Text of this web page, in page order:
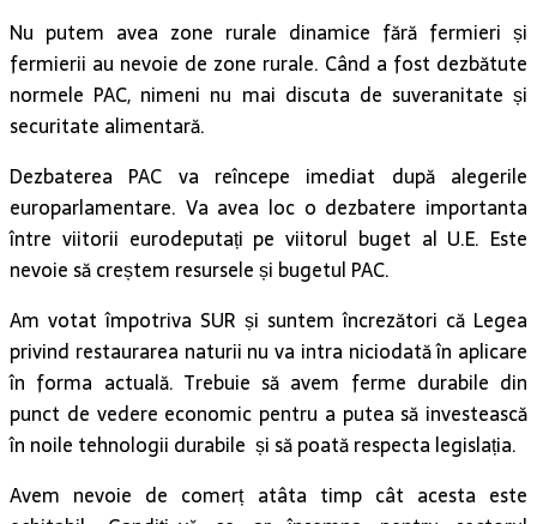
Nu putem avea zone rurale dinamice fără fermieri și
fermierii au nevoie de zone rurale. Când a fost dezbătute
normele PAC, nimeni nu mai discuta de suveranitate și
securitate alimentară.
Dezbaterea PAC va reîncepe imediat după alegerile
europarlamentare. Va avea loc o dezbatere importanta
între viitorii eurodeputați pe viitorul buget al U.E. Este
nevoie să creștem resursele și bugetul PAC.
Am votat împotriva SUR și suntem încrezători că Legea
privind restaurarea naturii nu va intra niciodată în aplicare
în forma actuală. Trebuie să avem ferme durabile din
punct de vedere economic pentru a putea să investească
în noile tehnologii durabile și să poată respecta legislația.
Avem nevoie de comerț atâta timp cât acesta este